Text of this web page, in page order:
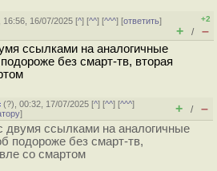
16:56, 16/07/2025 [^] [^^] [^^^] [ответить]
+2
+ / –
ссылками на аналогичные
без смарт-тв, вторая
(?), 00:32, 17/07/2025 [^] [^^] [^^^]
] + / –
двумя ссылками на аналогичные
подороже без смарт-тв,
со смартом